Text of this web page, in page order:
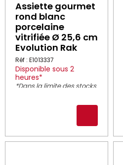
Assiette gourmet
rond blanc
porcelaine
vitrifiée Ø 25,6 cm
Evolution Rak
Réf : E1013337
Disponible sous 2
heures*
*Dans la limite des stocks